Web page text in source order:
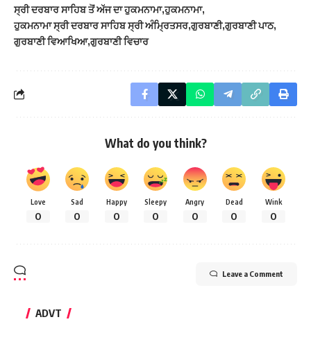
ਸ੍ਰੀ ਦਰਬਾਰ ਸਾਹਿਬ ਤੋਂ ਅੱਜ ਦਾ ਹੁਕਮਨਾਮਾ ਹੁਕਮਨਾਮਾ
ਹੁਕਮਨਾਮਾ ਸ੍ਰੀ ਦਰਬਾਰ ਸਾਹਿਬ ਸ੍ਰੀ ਅੰਮ੍ਰਿਤਸਰ ਗੁਰਬਾਣੀ ਗੁਰਬਾਣੀ ਪਾਠ
ਗੁਰਬਾਣੀ ਵਿਆਖਿਆ ਗੁਰਬਾਣੀ ਵਿਚਾਰ
What do you think?
Love
0
Sad
0
Happy
0
Sleepy
0
Angry
0
Dead
0
Wink
0
Leave a Comment
ADVT